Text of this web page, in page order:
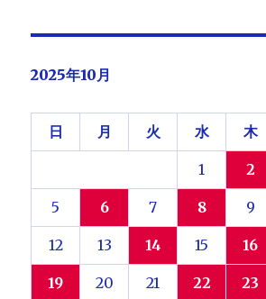
2025年10月
日 月 火 水 木
1 2
5 6 7 8 9
12 13 14 15 16
19 20 21 22 23